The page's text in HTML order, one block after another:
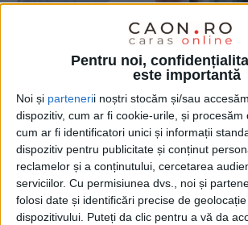
Pentru noi,
este importantă
Noi și partenerii noștri stocăm și/sau
dispozitiv, cum ar fi cookie-urile, și procesăm
cum ar fi identificatori unici și informații
dispozitiv pentru publicitate și conținut
reclamelor și a conținutului, cercetarea
serviciilor. Cu permisiunea dvs., noi și
folosi date și identificări precise de
dispozitivului. Puteți da clic pentru a vă da
ŞTIRILE JUDEŢULUI CARAŞ-SEVERIN
Hurduzeu: În sănătatea
este dezastru! Ministrul
trebui să plece!